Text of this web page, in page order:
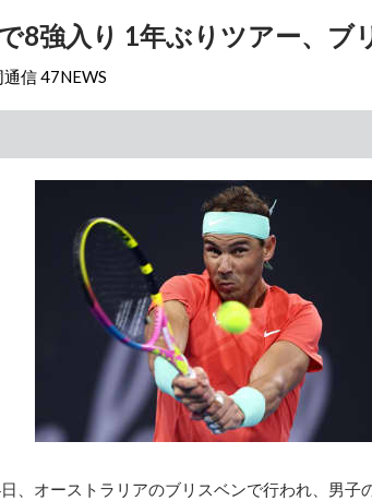
8強入り 1年ぶりツアー、ブ
信 47NEWS
、オーストラリアのブリスベンで行われ、男